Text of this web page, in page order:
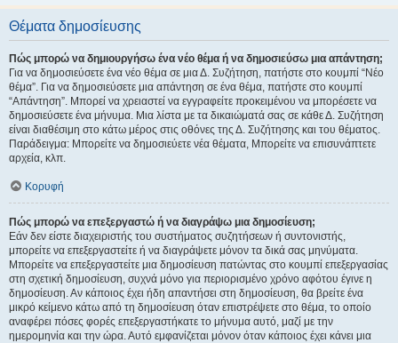
Θέματα δημοσίευσης
Πώς μπορώ να δημιουργήσω ένα νέο θέμα ή να δημοσιεύσω μια απάντηση;
Για να δημοσιεύσετε ένα νέο θέμα σε μια Δ. Συζήτηση, πατήστε στο κουμπί “Νέο
θέμα”. Για να δημοσιεύσετε μια απάντηση σε ένα θέμα, πατήστε στο κουμπί
“Απάντηση”. Μπορεί να χρειαστεί να εγγραφείτε προκειμένου να μπορέσετε να
δημοσιεύσετε ένα μήνυμα. Μια λίστα με τα δικαιώματά σας σε κάθε Δ. Συζήτηση
είναι διαθέσιμη στο κάτω μέρος στις οθόνες της Δ. Συζήτησης και του θέματος.
Παράδειγμα: Μπορείτε να δημοσιεύετε νέα θέματα, Μπορείτε να επισυνάπτετε
αρχεία, κλπ.
Κορυφή
Πώς μπορώ να επεξεργαστώ ή να διαγράψω μια δημοσίευση;
Εάν δεν είστε διαχειριστής του συστήματος συζητήσεων ή συντονιστής,
μπορείτε να επεξεργαστείτε ή να διαγράψετε μόνον τα δικά σας μηνύματα.
Μπορείτε να επεξεργαστείτε μια δημοσίευση πατώντας στο κουμπί επεξεργασίας
στη σχετική δημοσίευση, συχνά μόνο για περιορισμένο χρόνο αφότου έγινε η
δημοσίευση. Αν κάποιος έχει ήδη απαντήσει στη δημοσίευση, θα βρείτε ένα
μικρό κείμενο κάτω από τη δημοσίευση όταν επιστρέψετε στο θέμα, το οποίο
αναφέρει πόσες φορές επεξεργαστήκατε το μήνυμα αυτό, μαζί με την
ημερομηνία και την ώρα. Αυτό εμφανίζεται μόνον όταν κάποιος έχει κάνει μια